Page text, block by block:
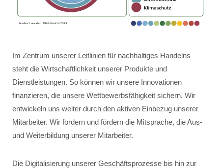
Im Zentrum unserer Leitlinien für nachhaltiges Handelns
steht die Wirtschaftlichkeit unserer Produkte und
Dienstleistungen. So können wir unsere Innovationen
finanzieren, die unsere Wettbewerbsfähigkeit sichern. Wir
entwickeln uns weiter durch den aktiven Einbezug unserer
Mitarbeiter. Wir fordern und fördern die Mitsprache, die Aus-
und Weiterbildung unserer Mitarbeiter.
Die Digitalisierung unserer Geschäftsprozesse bis hin zur